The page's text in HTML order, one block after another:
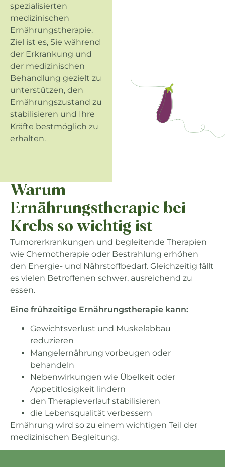
spezialisierten
medizinischen
Ernährungstherapie.
Ziel ist es, Sie während
der Erkrankung und
der medizinischen
Behandlung gezielt zu
unterstützen, den
Ernährungszustand zu
stabilisieren und Ihre
Kräfte bestmöglich zu
erhalten.
Warum
Ernährungstherapie bei
Krebs so wichtig ist
Tumorerkrankungen und begleitende Therapien
wie Chemotherapie oder Bestrahlung erhöhen
den Energie- und Nährstoffbedarf. Gleichzeitig fällt
es vielen Betroffenen schwer, ausreichend zu
essen.
Eine frühzeitige Ernährungstherapie kann:
Gewichtsverlust und Muskelabbau
reduzieren
Mangelernährung vorbeugen oder
behandeln
Nebenwirkungen wie Übelkeit oder
Appetitlosigkeit lindern
den Therapieverlauf stabilisieren
die Lebensqualität verbessern
Ernährung wird so zu einem wichtigen Teil der
medizinischen Begleitung.